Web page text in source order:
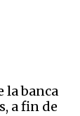
la banca
a fin de